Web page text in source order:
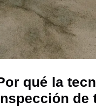
qué la
de